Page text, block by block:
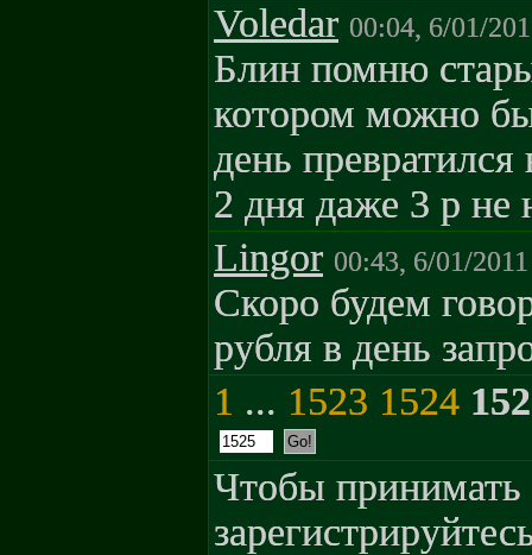
Voledar 00:04, 6/01/
Блин помню
котором можно
день
2 дня даже 3 р не
Lingor 00:43, 6/01/2011
Скоро будем
рубля в день
1 ... 1523 1524
Чтобы принимать